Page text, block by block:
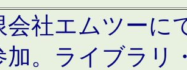
会社エムツーに
加。ライブラリ